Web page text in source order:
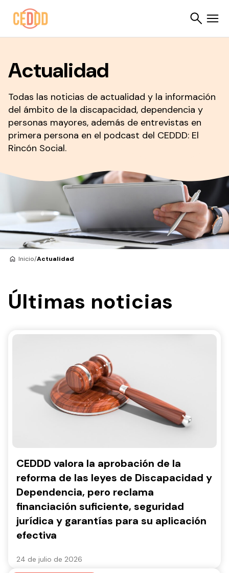
Actualidad
Todas las noticias de actualidad y la información
del ámbito de la discapacidad, dependencia y
personas mayores, además de entrevistas en
primera persona en el podcast del CEDDD: El
Rincón Social.
Inicio/Actualidad
Últimas noticias
CEDDD valora la aprobación de la
reforma de las leyes de Discapacidad y
Dependencia, pero reclama
financiación suficiente, seguridad
jurídica y garantías para su aplicación
efectiva
24 de julio de 2026